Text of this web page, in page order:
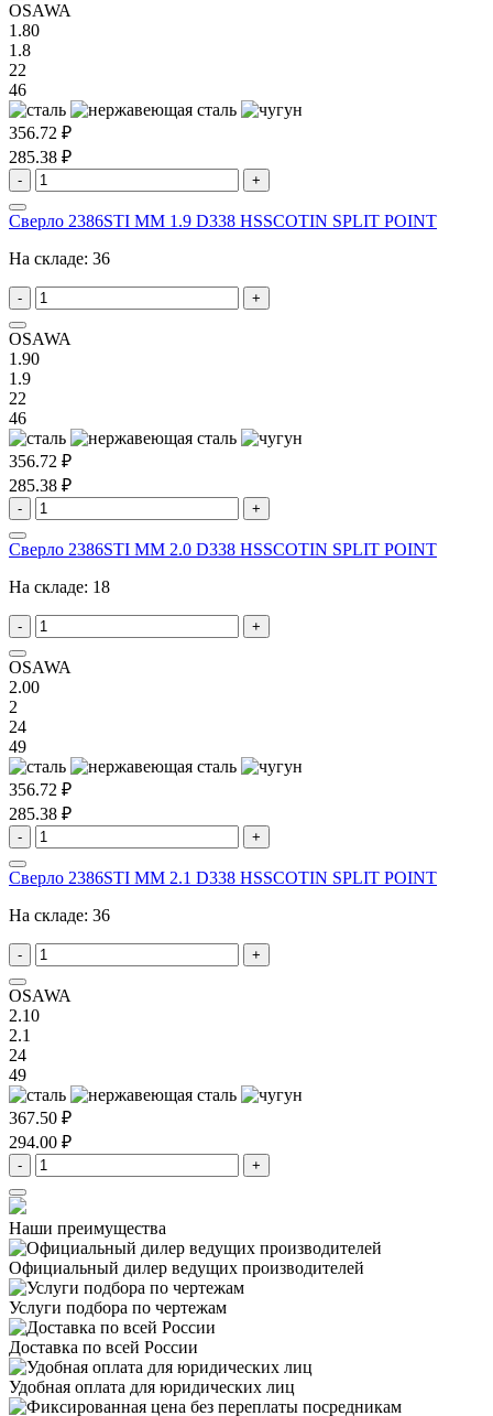
OSAWA
1.80
1.8
22
46
356.72 ₽
285.38 ₽
- +
Сверло 2386STI MM 1.9 D338 HSSCOTIN SPLIT POINT
На складе: 36
- +
OSAWA
1.90
1.9
22
46
356.72 ₽
285.38 ₽
- +
Сверло 2386STI MM 2.0 D338 HSSCOTIN SPLIT POINT
На складе: 18
- +
OSAWA
2.00
2
24
49
356.72 ₽
285.38 ₽
- +
Сверло 2386STI MM 2.1 D338 HSSCOTIN SPLIT POINT
На складе: 36
- +
OSAWA
2.10
2.1
24
49
367.50 ₽
294.00 ₽
- +
Наши преимущества
Официальный дилер ведущих производителей
Услуги подбора по чертежам
Доставка по всей России
Удобная оплата для юридических лиц